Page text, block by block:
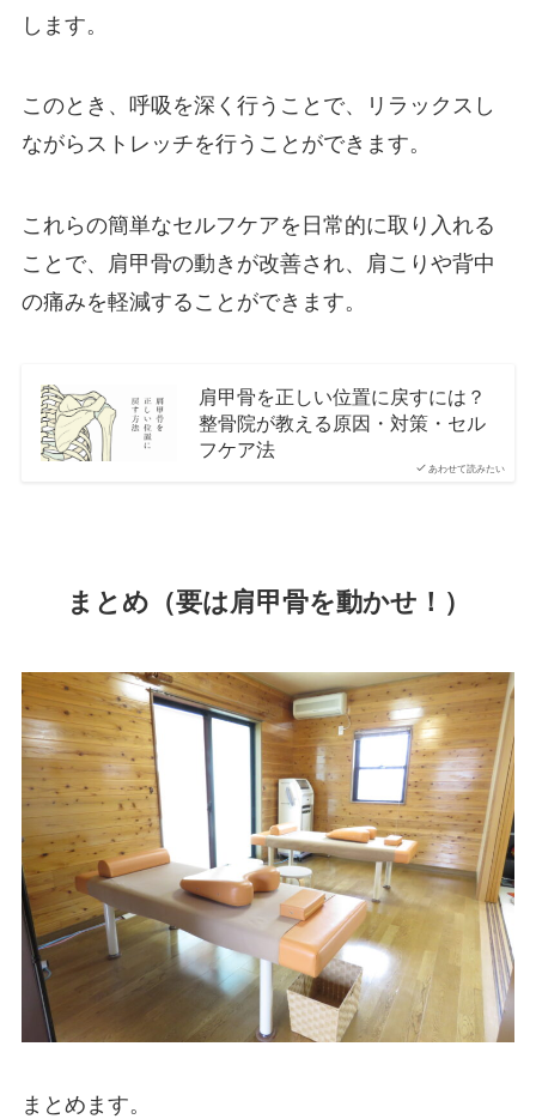
します。
このとき、呼吸を深く行うことで、リラックスし
ながらストレッチを行うことができます。
これらの簡単なセルフケアを日常的に取り入れる
ことで、肩甲骨の動きが改善され、肩こりや背中
の痛みを軽減することができます。
あわせて読みたい
肩甲骨を正しい位置に戻すには？
整骨院が教える原因・対策・セル
フケア法
まとめ（要は肩甲骨を動かせ！）
まとめます。